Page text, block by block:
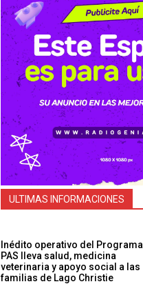
ULTIMAS INFORMACIONES
Inédito operativo del Programa
PAS lleva salud, medicina
veterinaria y apoyo social a las
familias de Lago Christie